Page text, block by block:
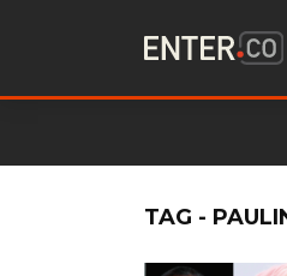
TAG -